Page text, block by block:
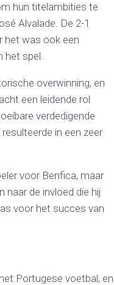
hun titelambities te
Alvalade. De 2-1
het was ook een
het spel.
overwinning, en
een leidende rol
verdedigende
in een zeer
voor Benfica, maar
naar de invloed die hij
voor het succes van
Portugese voetbal, en